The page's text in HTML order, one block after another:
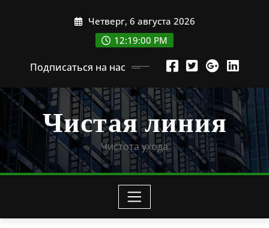
Четверг, 6 августа 2026
12:19:01 PM
Подписаться на нас
Чистая линия
Чистота ухода